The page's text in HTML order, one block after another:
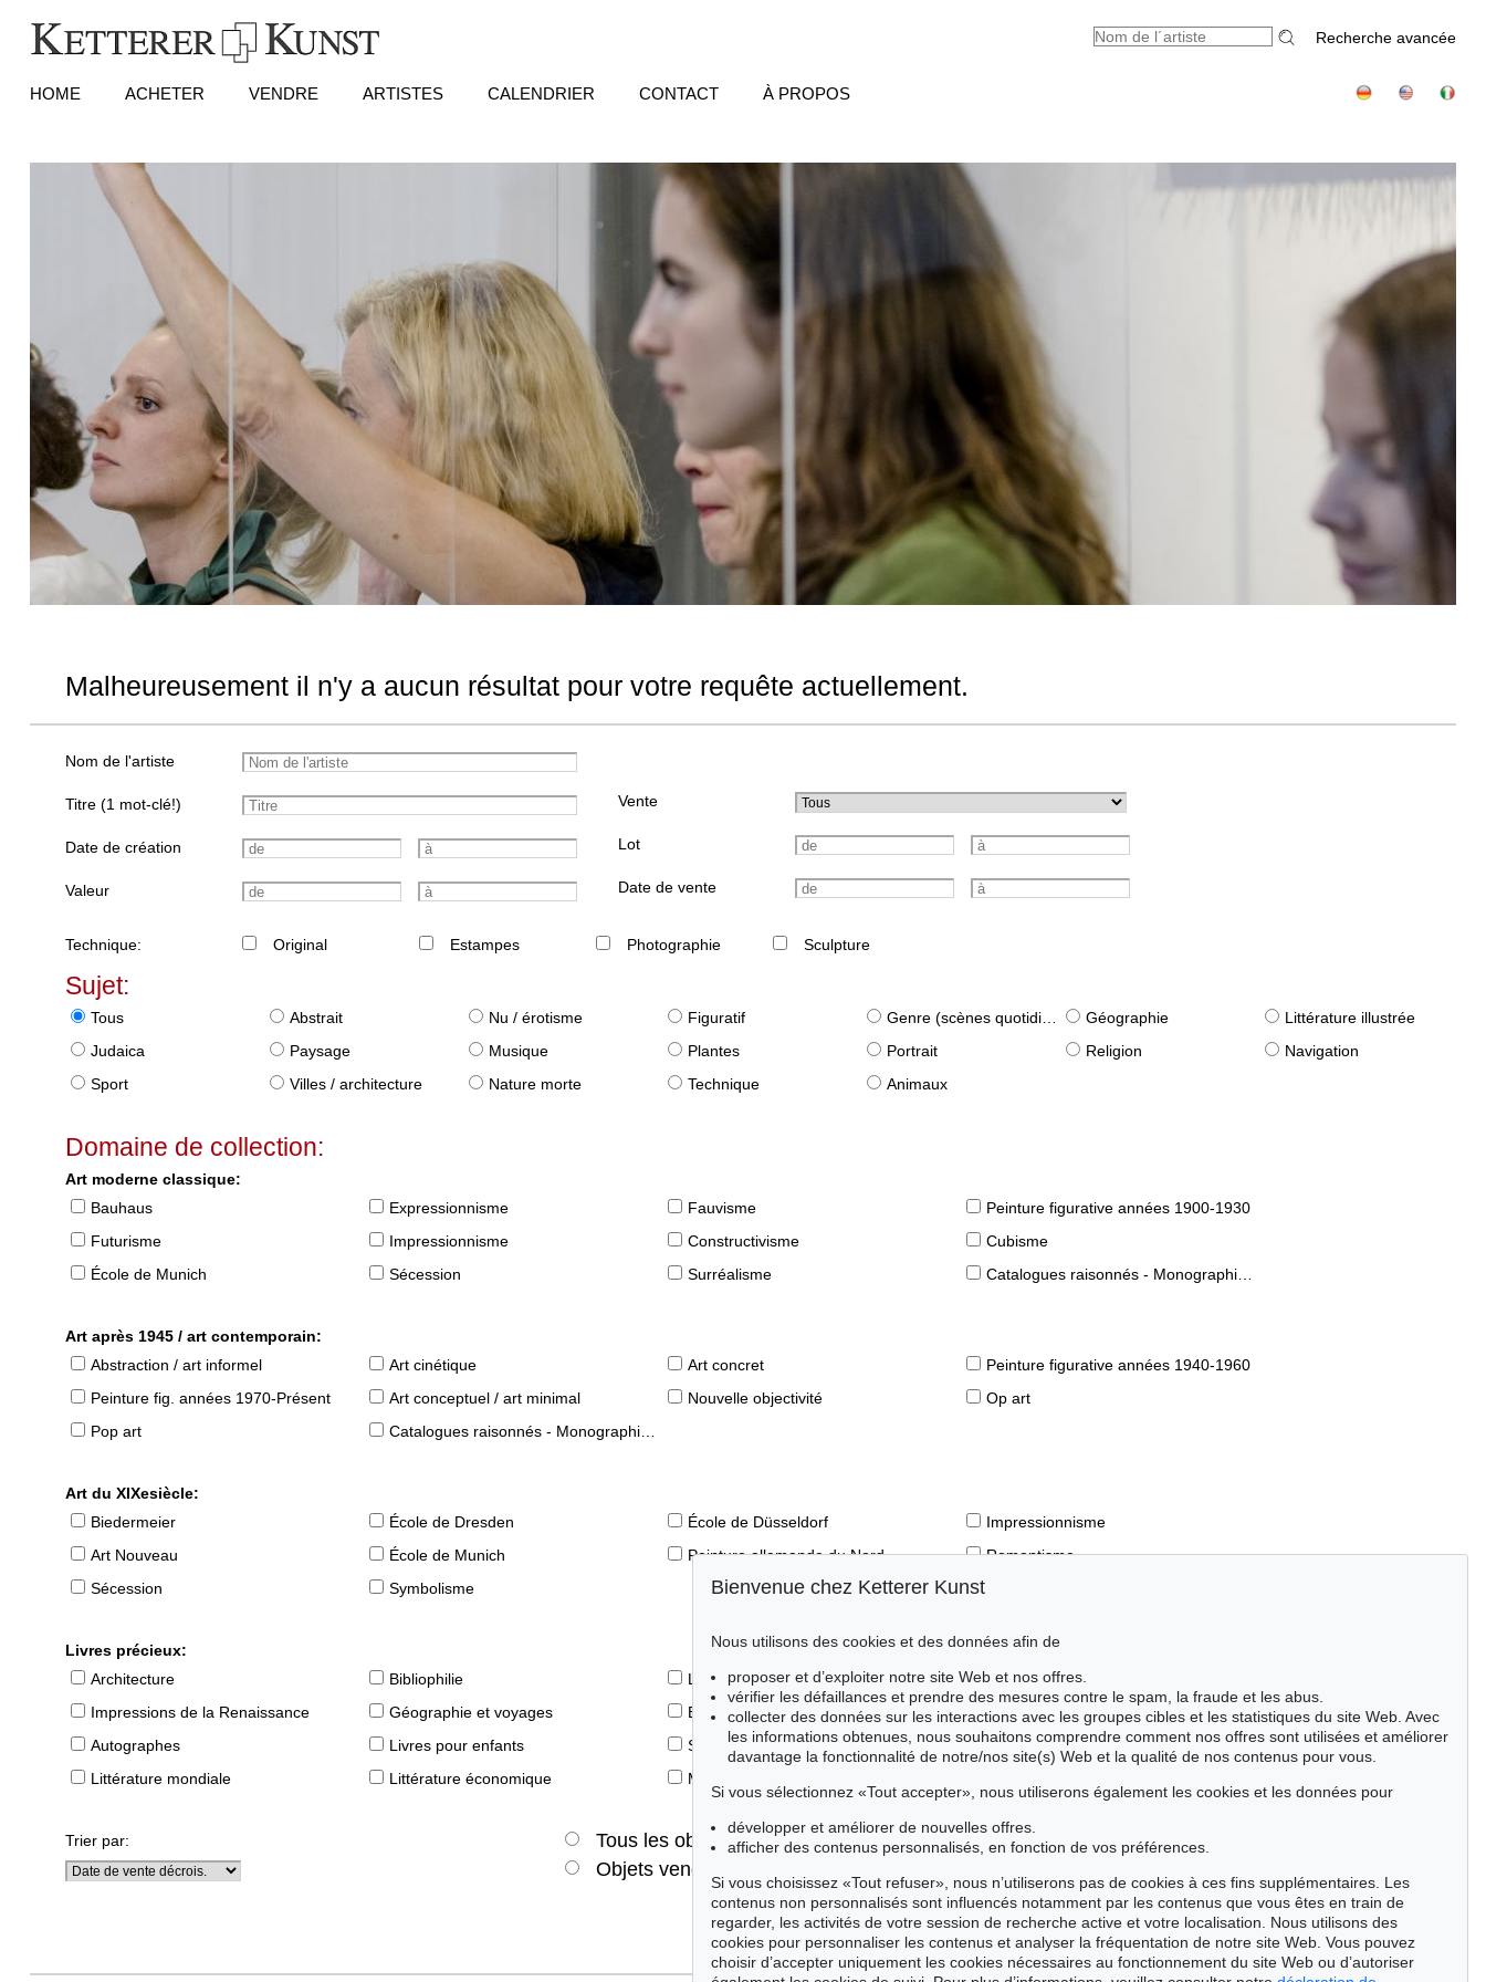
Recherche avancée
HOME ACHETER VENDRE ARTISTES CALENDRIER CONTACT À PROPOS
Malheureusement il n'y a aucun résultat pour votre requête actuellement.
Nom de l'artiste
Titre (1 mot-clé!)
Date de création
Valeur
Vente
Lot
Date de vente
Technique: Original Estampes Photographie Sculpture
Sujet:
Tous Abstrait Nu / érotisme Figuratif Genre (scènes quotidiennes) Géographie
Littérature illustrée
Judaica
Paysage Musique Plantes Portrait Religion
Navigation
Sport
Villes / architecture Nature morte Technique Animaux
Domaine de collection:
Art moderne classique:
Bauhaus
Expressionnisme Fauvisme
Peinture figurative années 1900-1930
Futurisme
Impressionnisme Constructivisme
Cubisme
École de Munich
Sécession Surréalisme Catalogues raisonnés - Monographies d'artistes
Art après 1945 / art contemporain:
Abstraction / art informel
Art cinétique Art concret
Peinture figurative années 1940-1960
Peinture fig. années 1970-Présent
Art conceptuel / art minimal Nouvelle objectivité
Op art
Pop art
Catalogues raisonnés - Monographies d'artistes
Art du XIXesiècle:
Biedermeier
École de Dresden École de Düsseldorf
Impressionnisme
Art Nouveau
École de Munich Peinture allemande du Nord
Romantisme
Sécession
Symbolisme
Livres précieux:
Architecture
Bibliophilie Le livre des Modernes
Incunables et livres du XVIe siècle
Impressions de la Renaissance
Géographie et voyages Éditions princeps
Manuscrits anciens
Autographes
Livres pour enfants Style de vie
Événements clés des sciences naturelles
Littérature mondiale
Littérature économique Merveilles de la nature
Trier par: Tous les objets
Offres actuelles
Objets vendus
Chercher
Bienvenue chez Ketterer Kunst
Nous utilisons des cookies et des données afin de
proposer et d’exploiter notre site Web et nos offres.
vérifier les défaillances et prendre des mesures contre le spam, la fraude et les abus.
collecter des données sur les interactions avec les groupes cibles et les statistiques du site Web. Avec
les informations obtenues, nous souhaitons comprendre comment nos offres sont utilisées et améliorer
davantage la fonctionnalité de notre/nos site(s) Web et la qualité de nos contenus pour vous.
Si vous sélectionnez «Tout accepter», nous utiliserons également les cookies et les données pour
développer et améliorer de nouvelles offres.
afficher des contenus personnalisés, en fonction de vos préférences.
Si vous choisissez «Tout refuser», nous n’utiliserons pas de cookies à ces fins supplémentaires. Les
contenus non personnalisés sont influencés notamment par les contenus que vous êtes en train de
regarder, les activités de votre session de recherche active et votre localisation. Nous utilisons des
cookies pour personnaliser les contenus et analyser la fréquentation de notre site Web. Vous pouvez
choisir d’accepter uniquement les cookies nécessaires au fonctionnement du site Web ou d’autoriser